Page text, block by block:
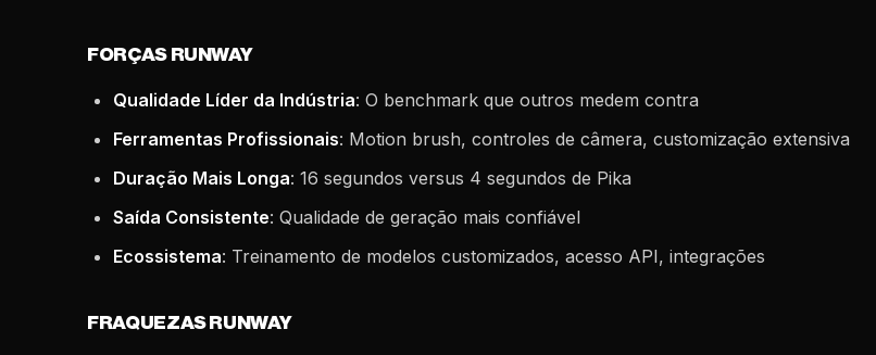
FORÇAS RUNWAY
Qualidade Líder da Indústria: O benchmark que outros medem contra
Ferramentas Profissionais: Motion brush, controles de câmera, customização extensiva
Duração Mais Longa: 16 segundos versus 4 segundos de Pika
Saída Consistente: Qualidade de geração mais confiável
Ecossistema: Treinamento de modelos customizados, acesso API, integrações
FRAQUEZAS RUNWAY